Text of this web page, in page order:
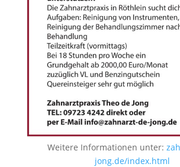
Weitere Informationen unter:
jong.de/index.html